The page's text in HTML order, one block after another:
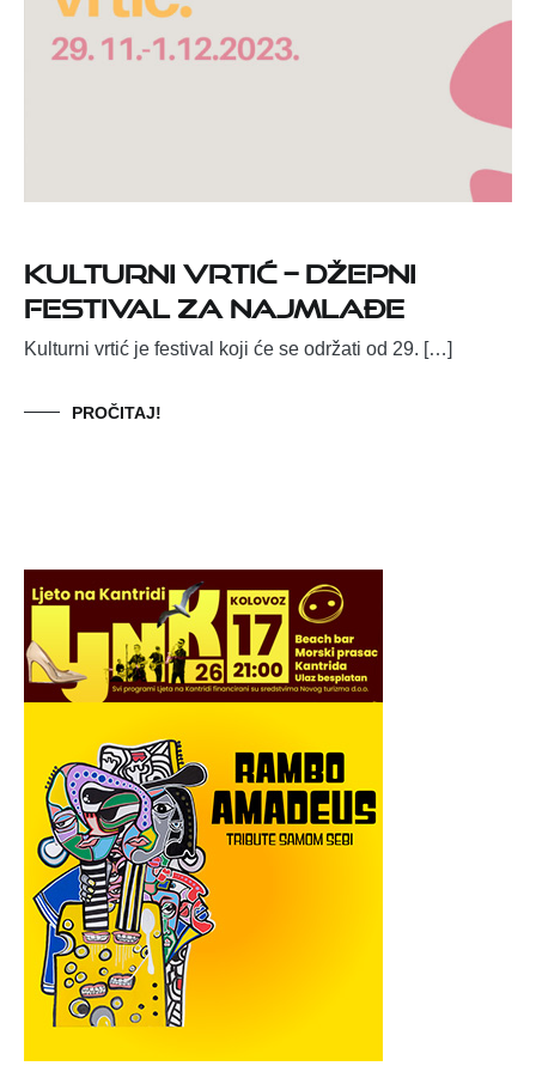
Kulturni vrtić – Džepni
festival za najmlađe
Kulturni vrtić je festival koji će se održati od 29. […]
PROČITAJ!